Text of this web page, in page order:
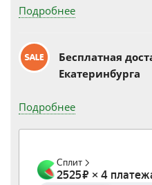
Подробнее
Бесплатная
Екатеринбурга
Подробнее